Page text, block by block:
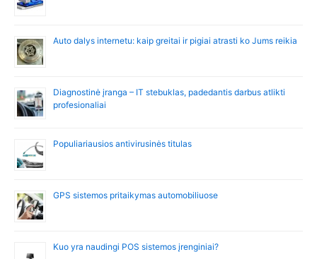
Auto dalys internetu: kaip greitai ir pigiai atrasti ko Jums reikia
Diagnostinė įranga – IT stebuklas, padedantis darbus atlikti
profesionaliai
Populiariausios antivirusinės titulas
GPS sistemos pritaikymas automobiliuose
Kuo yra naudingi POS sistemos įrenginiai?